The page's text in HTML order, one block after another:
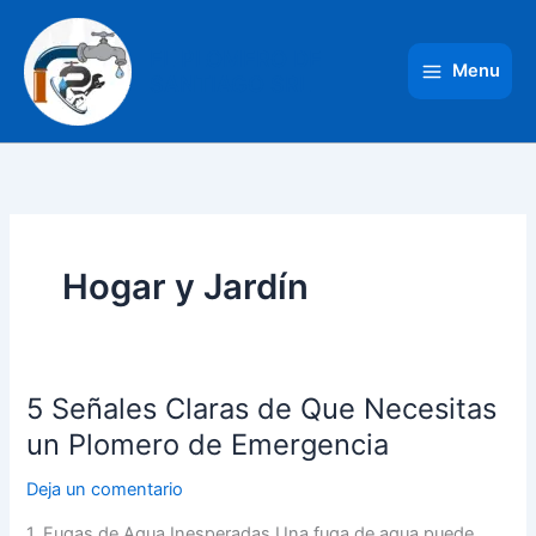
contenido
Menu
Hogar y Jardín
5 Señales Claras de Que Necesitas
un Plomero de Emergencia
Deja un comentario
5
Señales
Claras
de